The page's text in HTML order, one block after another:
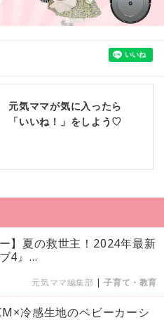
元気ママが気に入ったら
「いいね！」をしよう♡
】夏の救世主！2024年最新
4』...
元気ママ編集部 |子育て・教育
冷感生地のベビーカーシ